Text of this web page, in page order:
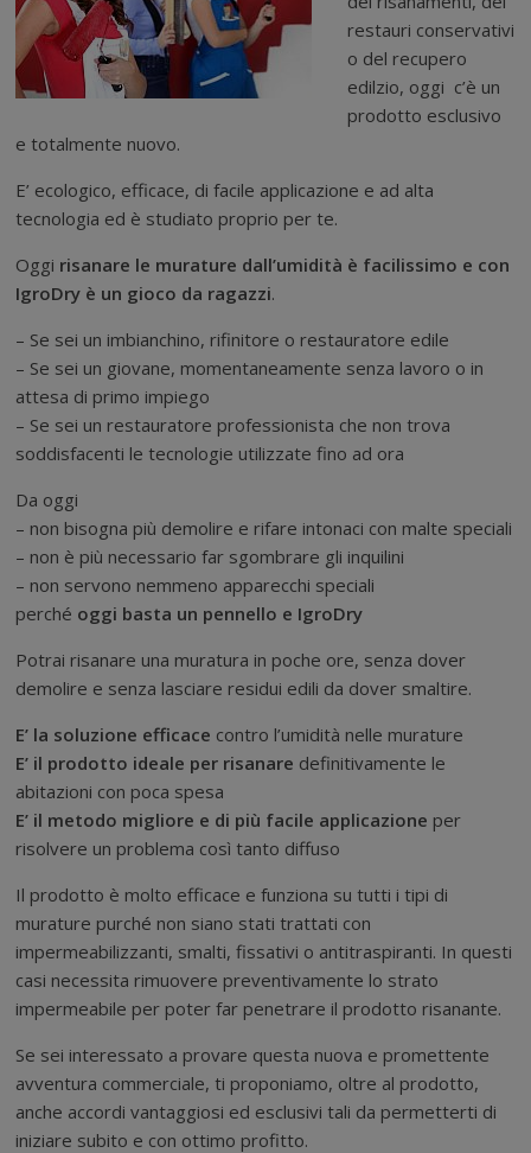
restauri conservativi
o del recupero
edilzio, oggi c’è un
prodotto esclusivo
e totalmente nuovo.
E’ ecologico, efficace, di facile applicazione e ad alta
tecnologia ed è studiato proprio per te.
Oggi risanare le murature dall’umidità è facilissimo e con
IgroDry è un gioco da ragazzi.
– Se sei un imbianchino, rifinitore o restauratore edile
– Se sei un giovane, momentaneamente senza lavoro o in
attesa di primo impiego
– Se sei un restauratore professionista che non trova
soddisfacenti le tecnologie utilizzate fino ad ora
Da oggi
– non bisogna più demolire e rifare intonaci con malte speciali
– non è più necessario far sgombrare gli inquilini
– non servono nemmeno apparecchi speciali
perché oggi basta un pennello e IgroDry
Potrai risanare una muratura in poche ore, senza dover
demolire e senza lasciare residui edili da dover smaltire.
E’ la soluzione efficace contro l’umidità nelle murature
E’ il prodotto ideale per risanare definitivamente le
abitazioni con poca spesa
E’ il metodo migliore e di più facile applicazione per
risolvere un problema così tanto diffuso
Il prodotto è molto efficace e funziona su tutti i tipi di
murature purché non siano stati trattati con
impermeabilizzanti, smalti, fissativi o antitraspiranti. In questi
casi necessita rimuovere preventivamente lo strato
impermeabile per poter far penetrare il prodotto risanante.
Se sei interessato a provare questa nuova e promettente
avventura commerciale, ti proponiamo, oltre al prodotto,
anche accordi vantaggiosi ed esclusivi tali da permetterti di
iniziare subito e con ottimo profitto.